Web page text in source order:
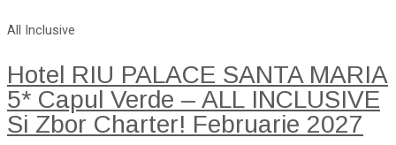
All Inclusive
Hotel RIU PALACE SANTA MARIA
5* Capul Verde – ALL INCLUSIVE
Si Zbor Charter! Februarie 2027